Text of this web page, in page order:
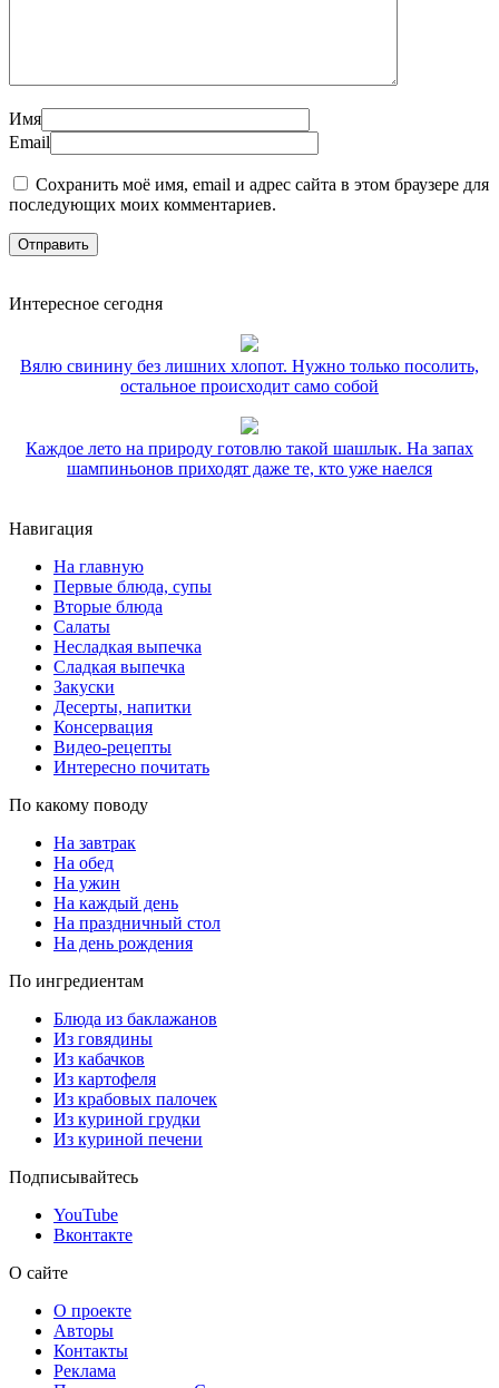
Имя
Email
Сохранить моё имя, email и адрес сайта в этом браузере для
последующих моих комментариев.
Интересное сегодня
Вялю свинину без лишних хлопот. Нужно только посолить,
остальное происходит само собой
Каждое лето на природу готовлю такой шашлык. На запах
шампиньонов приходят даже те, кто уже наелся
Навигация
На главную
Первые блюда, супы
Вторые блюда
Салаты
Несладкая выпечка
Сладкая выпечка
Закуски
Десерты, напитки
Консервация
Видео-рецепты
Интересно почитать
По какому поводу
На завтрак
На обед
На ужин
На каждый день
На праздничный стол
На день рождения
По ингредиентам
Блюда из баклажанов
Из говядины
Из кабачков
Из картофеля
Из крабовых палочек
Из куриной грудки
Из куриной печени
Подписывайтесь
YouTube
Вконтакте
О сайте
О проекте
Авторы
Контакты
Реклама